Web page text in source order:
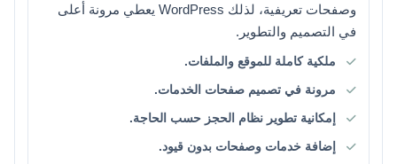
وصفحات تعريفية، لذلك WordPress يعطي مرونة أعلى
في التصميم والتطوير.
ملكية كاملة للموقع والملفات.
مرونة في تصميم صفحات الخدمات.
إمكانية تطوير نظام الحجز حسب الحاجة.
إضافة خدمات وصفحات بدون قيود.